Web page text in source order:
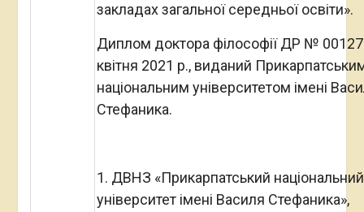
закладах загальної середньої освіти».
Диплом доктора філософії ДР №
квітня 2021 р., виданий
національним університетом імені
Стефаника.
1. ДВНЗ «Прикарпатський національний
університет імені Василя Стефаника»,